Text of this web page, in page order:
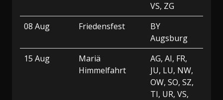
VS, ZG
08 Aug
Friedensfest
BY
Augsburg
15 Aug
Mariä
Himmelfahrt
AG, AI, FR,
JU, LU, NW,
OW, SO, SZ,
TI, UR, VS,